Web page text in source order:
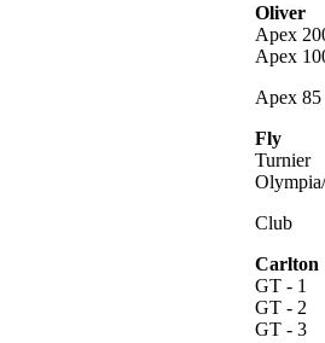
Oliver
Apex
Apex
Apex 85
Fly
Turnier
Club
Carlton
GT - 1
GT - 2
GT - 3